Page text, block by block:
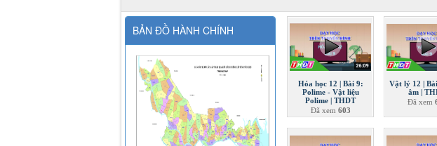
Hóa học 12 | Bài 9:
Polime - Vật liệu
Polime | THDT
Đã xem 603
Vật lý 12 |
âm |
Đã xem
BẢN ĐỒ HÀNH CHÍNH